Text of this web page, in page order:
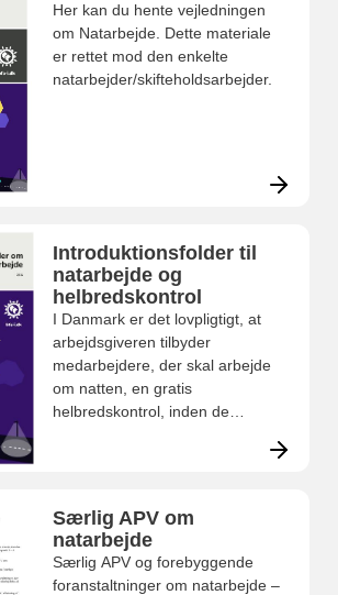
Her kan du hente vejledningen
om Natarbejde. Dette materiale
er rettet mod den enkelte
natarbejder/skifteholdsarbejder.
Introduktionsfolder til
natarbejde og
helbredskontrol
I Danmark er det lovpligtigt, at
arbejdsgiveren tilbyder
medarbejdere, der skal arbejde
om natten, en gratis
helbredskontrol, inden de
Særlig APV om
natarbejde
Særlig APV og forebyggende
foranstaltninger om natarbejde –